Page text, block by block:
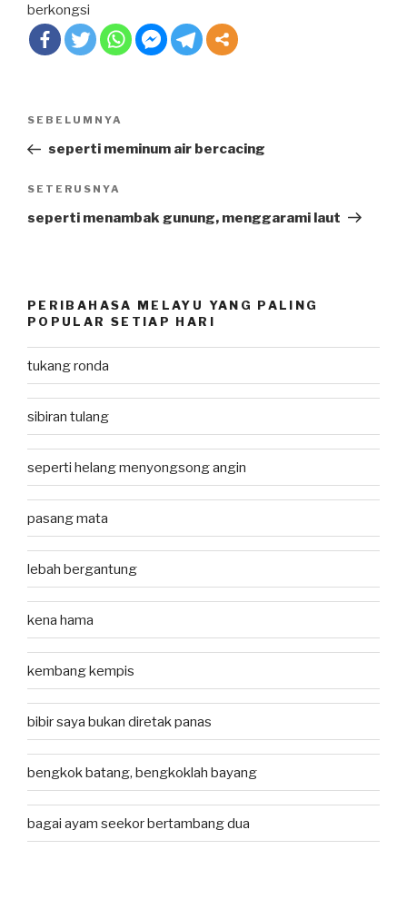
berkongsi
Post
Previous
Post
SEBELUMNYA
seperti meminum air bercacing
Next
Post
SETERUSNYA
seperti menambak gunung, menggarami laut
PERIBAHASA MELAYU YANG PALING
POPULAR SETIAP HARI
tukang ronda
sibiran tulang
seperti helang menyongsong angin
pasang mata
lebah bergantung
kena hama
kembang kempis
bibir saya bukan diretak panas
bengkok batang, bengkoklah bayang
bagai ayam seekor bertambang dua